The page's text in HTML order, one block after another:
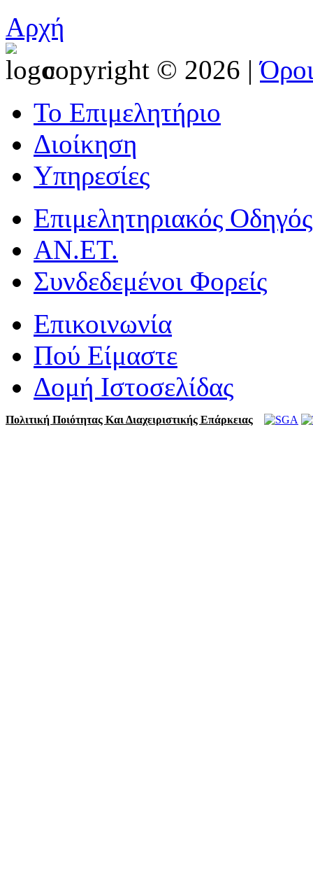
Αρχή
copyright © 2026 |
Το Επιμελητήριο
Διοίκηση
Υπηρεσίες
Επιμελητηριακός Οδηγός
ΑΝ.ΕΤ.
Συνδεδεμένοι Φορείς
Επικοινωνία
Πού Είμαστε
Δομή Ιστοσελίδας
Πολιτική Ποιότητας Και Διαχειριστικής Επάρκειας